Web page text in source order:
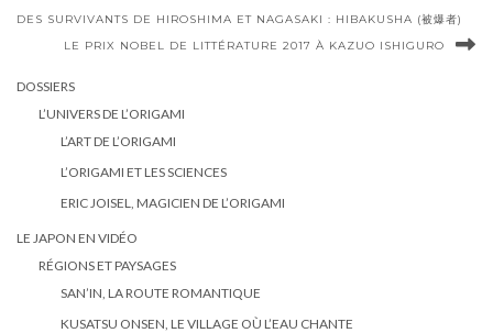
DES SURVIVANTS DE HIROSHIMA ET NAGASAKI : HIBAKUSHA (被爆者)
LE PRIX NOBEL DE LITTÉRATURE 2017 À KAZUO ISHIGURO
DOSSIERS
L’UNIVERS DE L’ORIGAMI
L’ART DE L’ORIGAMI
L’ORIGAMI ET LES SCIENCES
ERIC JOISEL, MAGICIEN DE L’ORIGAMI
LE JAPON EN VIDÉO
RÉGIONS ET PAYSAGES
SAN’IN, LA ROUTE ROMANTIQUE
KUSATSU ONSEN, LE VILLAGE OÙ L’EAU CHANTE